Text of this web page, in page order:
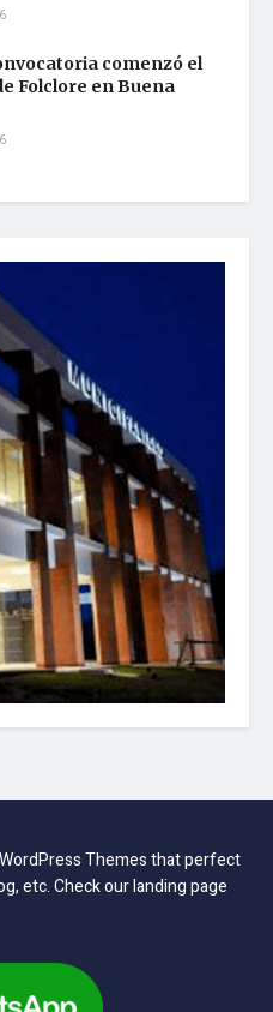
comenzó el
Folclore en Buena
Themes that perfect
etc. Check our landing page